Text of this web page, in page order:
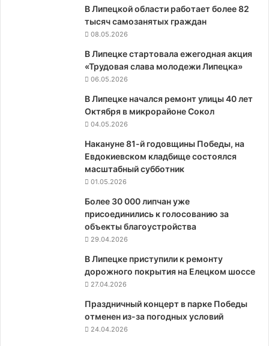
В Липецкой области работает более 82
тысяч самозанятых граждан
08.05.2026
В Липецке стартовала ежегодная акция
«Трудовая слава молодежи Липецка»
06.05.2026
В Липецке начался ремонт улицы 40 лет
Октября в микрорайоне Сокол
04.05.2026
Накануне 81-й годовщины Победы, на
Евдокиевском кладбище состоялся
масштабный субботник
01.05.2026
Более 30 000 липчан уже
присоединились к голосованию за
объекты благоустройства
29.04.2026
В Липецке приступили к ремонту
дорожного покрытия на Елецком шоссе
27.04.2026
Праздничный концерт в парке Победы
отменен из-за погодных условий
24.04.2026